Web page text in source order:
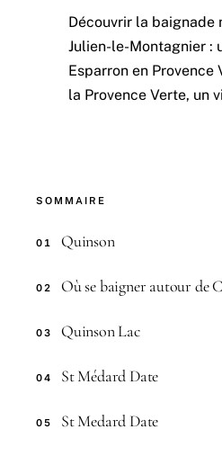
Découvrir la baignade
Julien-le-Montagnier :
Esparron en
la Provence Verte, un
SOMMAIRE
01 Quinson
02 Où se baigner autour de
03 Quinson Lac
04 St Médard Date
05 St Medard Date